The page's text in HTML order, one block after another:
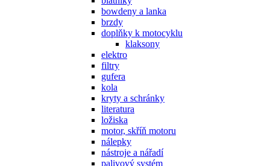
bowdeny a lanka
brzdy
doplňky k motocyklu
klaksony
elektro
filtry
gufera
kola
kryty a schránky
literatura
ložiska
motor, skříň motoru
nálepky
nástroje a nářadí
palivový systém